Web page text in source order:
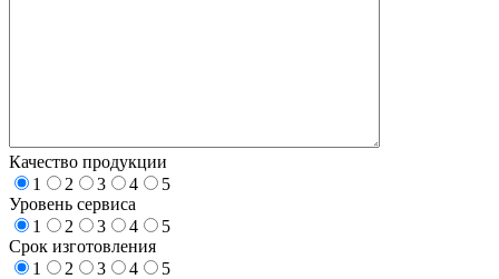
Качество продукции
1
2 3 4
5
Уровень сервиса
1
2 3 4
5
Срок изготовления
1
2 3 4
5